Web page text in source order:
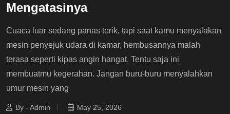
Mengatasinya
Cuaca luar sedang panas terik, tapi saat kamu menyalakan
mesin penyejuk udara di kamar, hembusannya malah
terasa seperti kipas angin hangat. Tentu saja ini
membuatmu kegerahan. Jangan buru-buru menyalahkan
umur mesin yang
By - Admin May 25, 2026